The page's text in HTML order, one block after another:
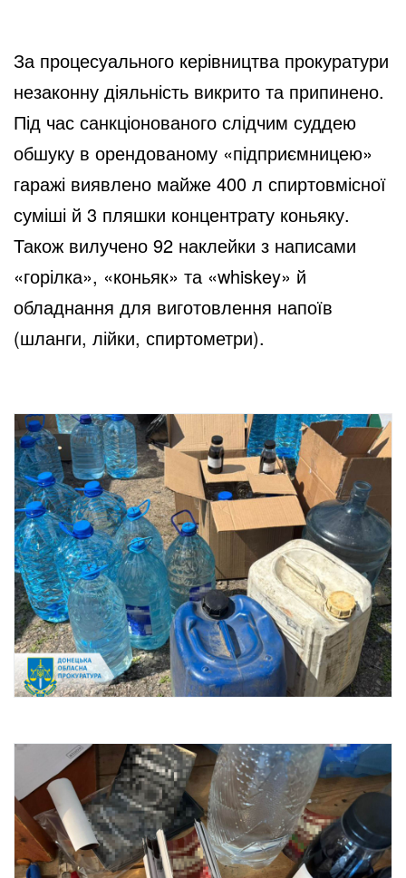
За процесуального керівництва прокуратури
незаконну діяльність викрито та припинено.
Під час санкціонованого слідчим суддею
обшуку в орендованому «підприємницею»
гаражі виявлено майже 400 л спиртовмісної
суміші й 3 пляшки концентрату коньяку.
Також вилучено 92 наклейки з написами
«горілка», «коньяк» та «whiskey» й
обладнання для виготовлення напоїв
(шланги, лійки, спиртометри).